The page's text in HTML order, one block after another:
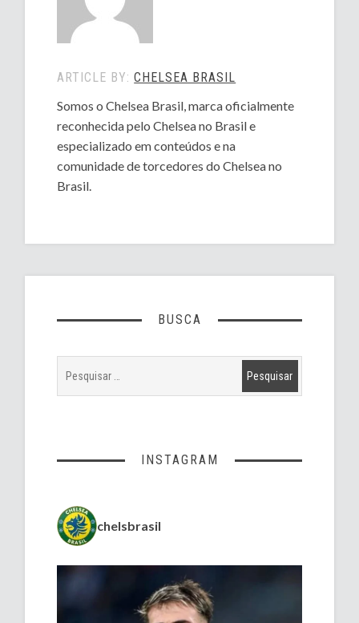
ARTICLE BY:CHELSEA BRASIL
Somos o Chelsea Brasil, marca oficialmente
reconhecida pelo Chelsea no Brasil e
especializado em conteúdos e na
comunidade de torcedores do Chelsea no
Brasil.
BUSCA
INSTAGRAM
chelsbrasil